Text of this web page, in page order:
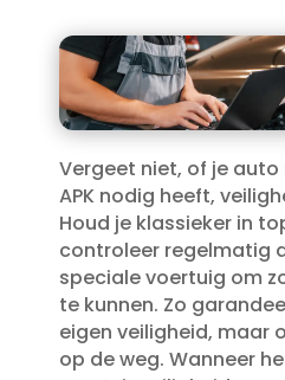
Vergeet niet, of je auto
APK nodig heeft,
Houd je klassieker in
controleer regelmatig
speciale voertuig om
te kunnen.​ Zo
eigen veiligheid, maar
op de weg.​ Wanneer